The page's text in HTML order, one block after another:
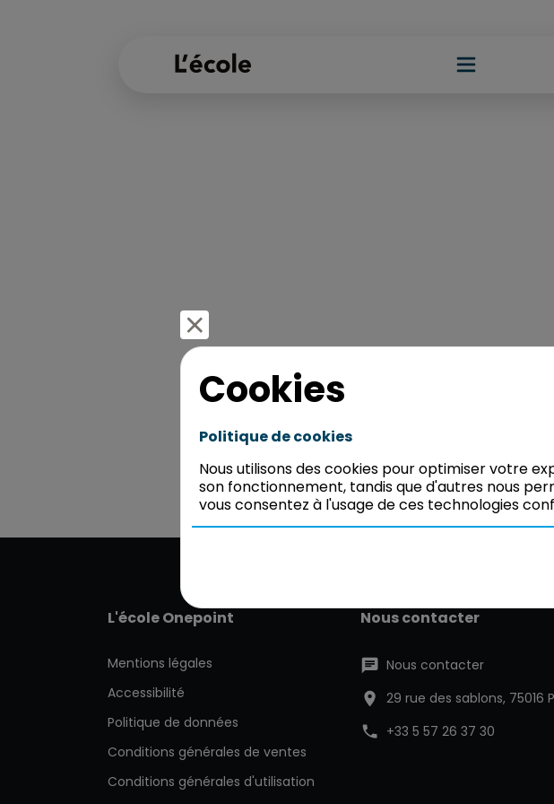
L'école Onepoint
Mentions légales
Accessibilité
Politique de données
Conditions générales de ventes
Conditions générales d'utilisation
Nous contacter
Nous contacter
29 rue des sablons, 75016
+33 5 57 26 37 30
Cookies
Politique de cookies
Nous utilisons des cookies pour optimiser votre
son fonctionnement, tandis que d'autres nous
vous consentez à l'usage de ces technologies